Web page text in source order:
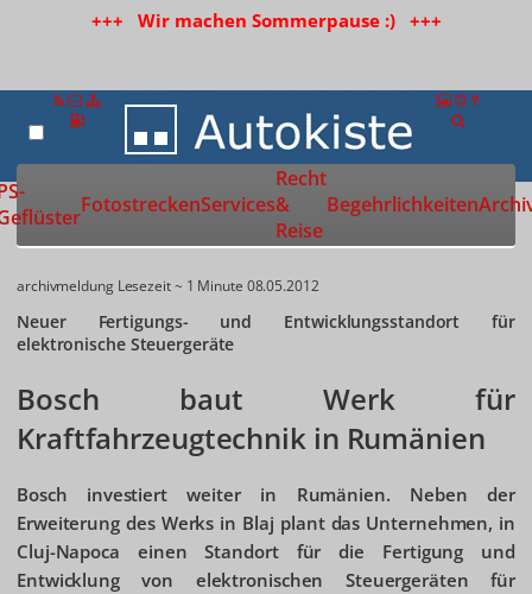
+++ Wir machen Sommerpause :) +++
Zur Startseite
FotostreckenServices
Recht
&
Reise
Begehrlichkeiten
archivmeldung Lesezeit ~ 1 Minute 08.05.2012
Neuer Fertigungs- und Entwicklungsstandort für
elektronische Steuergeräte
Bosch baut Werk für
Kraftfahrzeugtechnik in Rumänien
Bosch investiert weiter in Rumänien. Neben der
Erweiterung des Werks in Blaj plant das Unternehmen, in
Cluj-Napoca einen Standort für die Fertigung und
Entwicklung von elektronischen Steuergeräten für